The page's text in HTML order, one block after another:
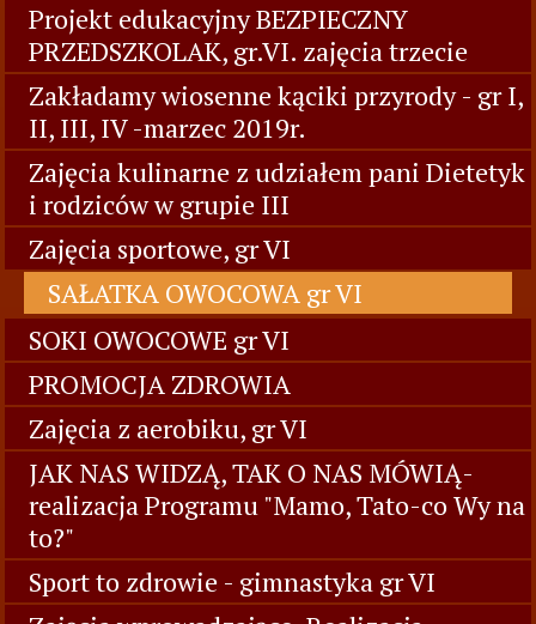
Projekt edukacyjny BEZPIECZNY
PRZEDSZKOLAK, gr.VI. zajęcia trzecie
Zakładamy wiosenne kąciki przyrody - gr I,
II, III, IV -marzec 2019r.
Zajęcia kulinarne z udziałem pani Dietetyk
i rodziców w grupie III
Zajęcia sportowe, gr VI
SAŁATKA OWOCOWA gr VI
SOKI OWOCOWE gr VI
PROMOCJA ZDROWIA
Zajęcia z aerobiku, gr VI
JAK NAS WIDZĄ, TAK O NAS MÓWIĄ-
realizacja Programu "Mamo, Tato-co Wy na
to?"
Sport to zdrowie - gimnastyka gr VI